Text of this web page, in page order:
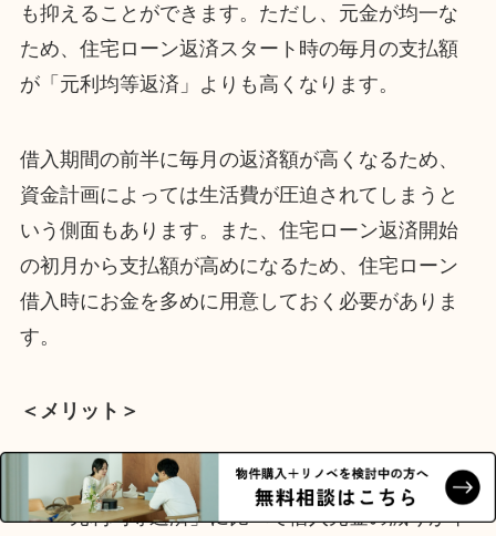
も抑えることができます。ただし、元金が均一な
ため、住宅ローン返済スタート時の毎月の支払額
が「元利均等返済」よりも高くなります。
借入期間の前半に毎月の返済額が高くなるため、
資金計画によっては生活費が圧迫されてしまうと
いう側面もあります。また、住宅ローン返済開始
の初月から支払額が高めになるため、住宅ローン
借入時にお金を多めに用意しておく必要がありま
す。
＜メリット＞
毎月の返済額がだんだんと減っていく
「元利均等返済」に比べて借入元金の減りが早